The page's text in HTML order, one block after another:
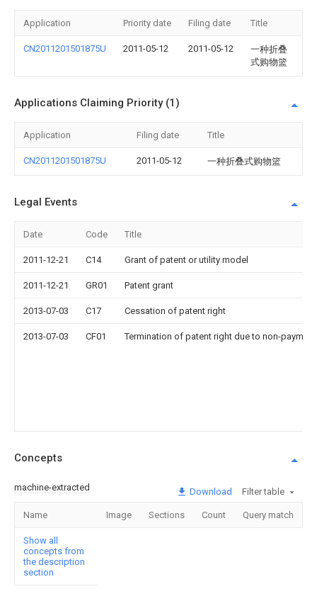
Application Priority date Filing date Title
CN2011201501875U 2011-05-12 2011-05-12
一种折叠
式购物篮
Applications Claiming Priority (1)
Application Filing date Title
CN2011201501875U 2011-05-12 一种折叠式购物篮
Legal Events
Date Code Title
2011-12-21 C14 Grant of patent or utility model
2011-12-21 GR01 Patent grant
2013-07-03 C17 Cessation of patent right
2013-07-03 CF01 Termination of patent right due to non-
Concepts
machine-extracted Download Filter table
Name Image Sections Count Query match
Show all
concepts from
the description
section